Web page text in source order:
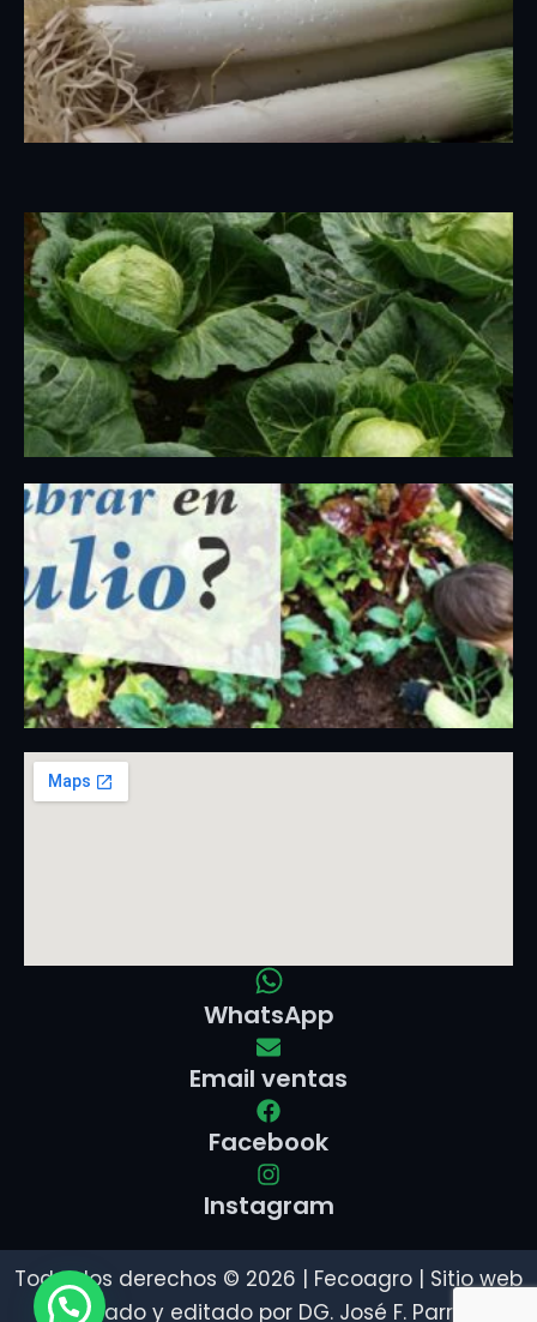
WhatsApp
Email ventas
Facebook
Instagram
Todos los derechos © 2026 | Fecoagro | Sitio web
creado y editado por DG. José F. Parra